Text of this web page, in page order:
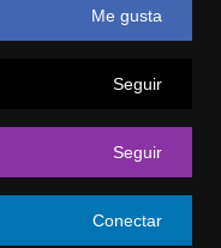
Me gusta
Seguir
Seguir
Conectar